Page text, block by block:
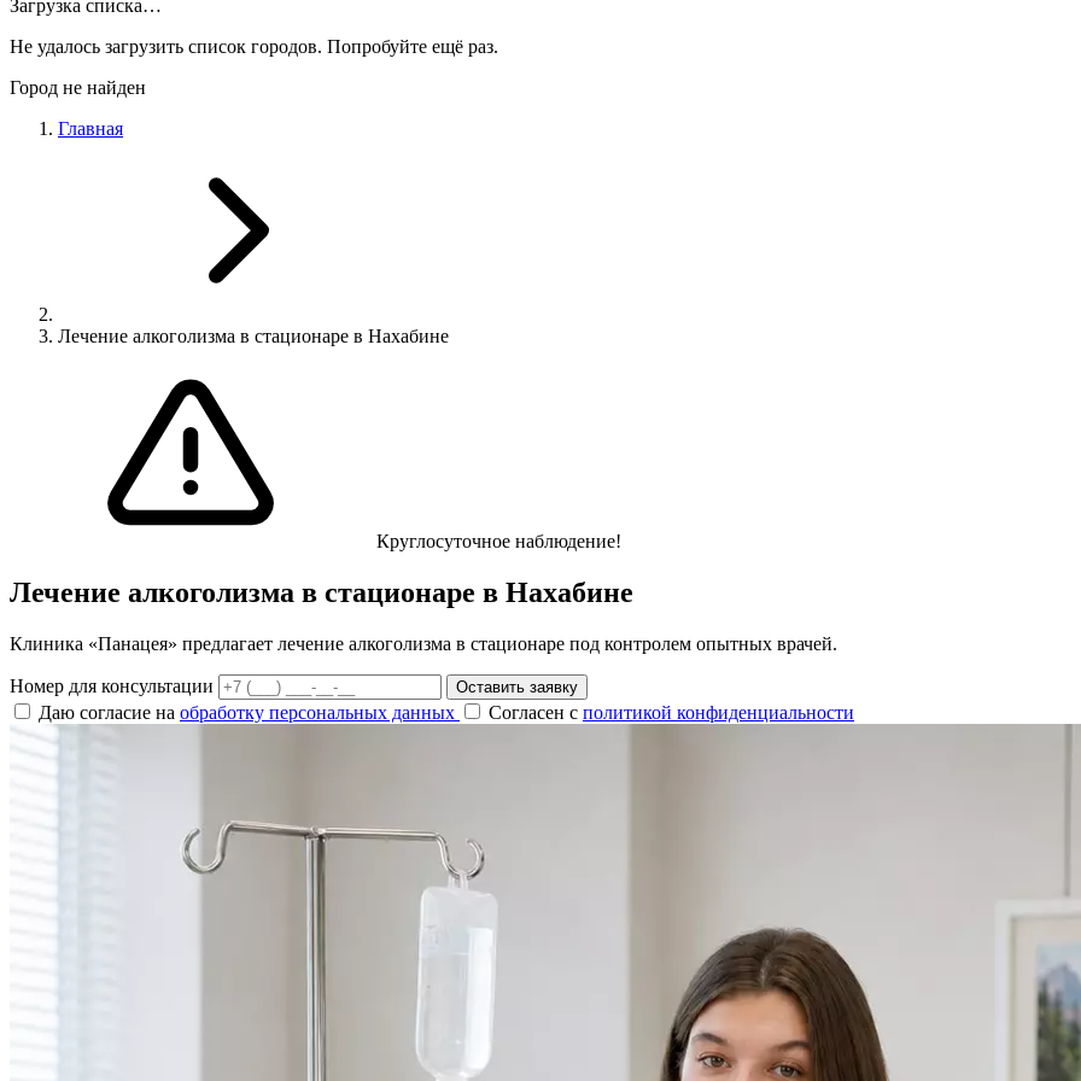
Загрузка списка…
Не удалось загрузить список городов. Попробуйте ещё раз.
Город не найден
Главная
Лечение алкоголизма в стационаре в Нахабине
Круглосуточное наблюдение!
Лечение алкоголизма в стационаре в Нахабине
Клиника «Панацея» предлагает лечение алкоголизма в стационаре под контролем опытных врачей.
Номер для консультации Оставить заявку
Даю согласие на обработку персональных данных Согласен с политикой конфиденциальности